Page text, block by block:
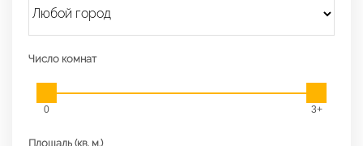
Число комнат
0 3+
Площадь (кв. м.)